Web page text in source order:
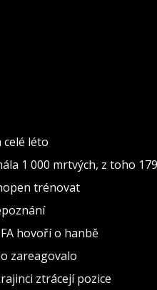
léto
1 000 mrtvých, z toho
trénovat
hovoří o hanbě
zareagovalo
ztrácejí pozice